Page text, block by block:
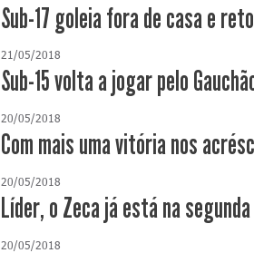
Sub-17 goleia fora de casa e
21/05/2018
Sub-15 volta a jogar pelo
20/05/2018
Com mais uma vitória nos
20/05/2018
Líder, o Zeca já está na
20/05/2018